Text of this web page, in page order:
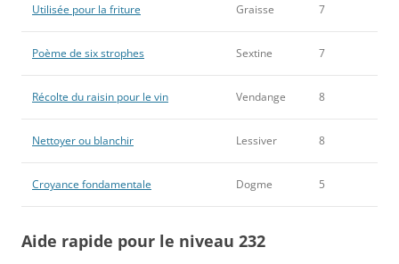
Utilisée pour la friture Graisse 7
Poème de six strophes Sextine 7
Récolte du raisin pour le vin Vendange 8
Nettoyer ou blanchir Lessiver 8
Croyance fondamentale Dogme 5
Aide rapide pour le niveau 232